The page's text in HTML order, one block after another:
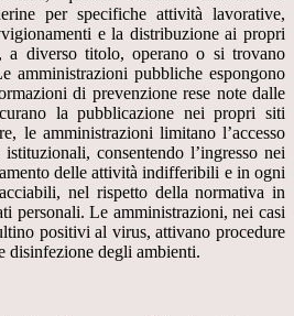
per specifiche attività lavorative,
e la distribuzione ai propri
a diverso titolo, operano o si trovano
amministrazioni pubbliche espongono
di prevenzione rese note dalle
la pubblicazione nei propri siti
le amministrazioni limitano l’accesso
consentendo l’ingresso nei
delle attività indifferibili e in ogni
nel rispetto della normativa in
personali. Le amministrazioni, nei casi
positivi al virus, attivano procedure
disinfezione degli ambienti.